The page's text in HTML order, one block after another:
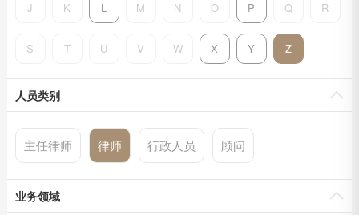
J K L M N O P Q R
S T U V W X Y Z
人员类别
主任律师 律师 行政人员 顾问
业务领域